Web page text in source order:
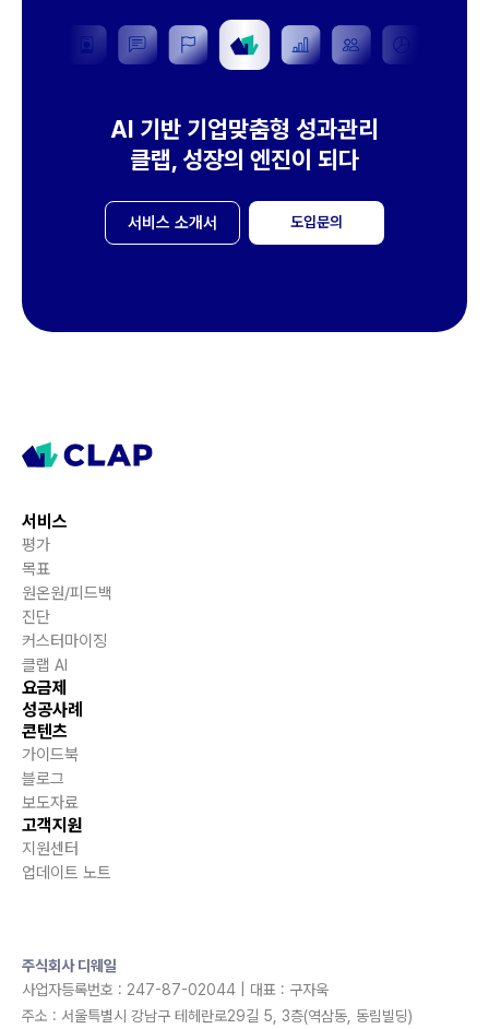
AI 기반 기업맞춤형 성과관리
클랩, 성장의 엔진이 되다
서비스 소개서 도입문의
서비스
평가
목표
원온원/피드백
진단
커스터마이징
클랩 AI
요금제
성공사례
콘텐츠
가이드북
블로그
보도자료
고객지원
지원센터
업데이트 노트
주식회사 디웨일
사업자등록번호 : 247-87-02044 | 대표 : 구자욱
주소 : 서울특별시 강남구 테헤란로29길 5, 3층(역삼동, 동림빌딩)